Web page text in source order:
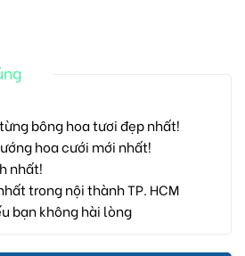
bông hoa tươi đẹp nhất!
hoa cưới mới nhất!
nhất!
trong nội thành TP. HCM
bạn không hài lòng